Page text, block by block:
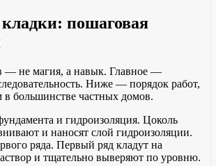
пошаговая
— не магия, а навык. Главное —
Ниже — порядок работ,
большинстве частных домов.
и гидроизоляция. Цоколь
и наносят слой гидроизоляции.
ряда. Первый ряд кладут на
и тщательно выверяют по уровню.